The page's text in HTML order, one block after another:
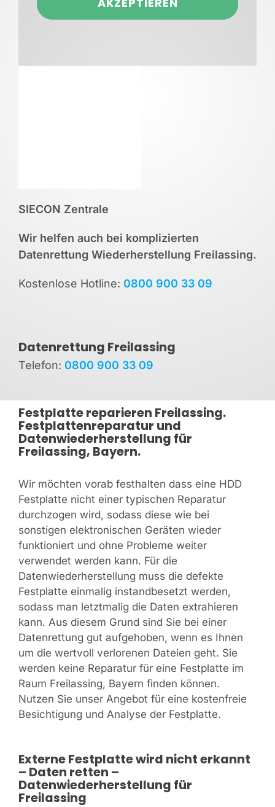
SIECON Zentrale
Wir helfen auch bei komplizierten
Datenrettung Wiederherstellung Freilassing.
Kostenlose Hotline: 0800 900 33 09
Datenrettung Freilassing
Telefon: 0800 900 33 09
Festplatte reparieren Freilassing.
Festplattenreparatur und
Datenwiederherstellung für
Freilassing, Bayern.
Wir möchten vorab festhalten dass eine HDD
Festplatte nicht einer typischen Reparatur
durchzogen wird, sodass diese wie bei
sonstigen elektronischen Geräten wieder
funktioniert und ohne Probleme weiter
verwendet werden kann. Für die
Datenwiederherstellung muss die defekte
Festplatte einmalig instandbesetzt werden,
sodass man letztmalig die Daten extrahieren
kann. Aus diesem Grund sind Sie bei einer
Datenrettung gut aufgehoben, wenn es Ihnen
um die wertvoll verlorenen Dateien geht. Sie
werden keine Reparatur für eine Festplatte im
Raum Freilassing, Bayern finden können.
Nutzen Sie unser Angebot für eine kostenfreie
Besichtigung und Analyse der Festplatte.
Externe Festplatte wird nicht erkannt
– Daten retten –
Datenwiederherstellung für
Freilassing